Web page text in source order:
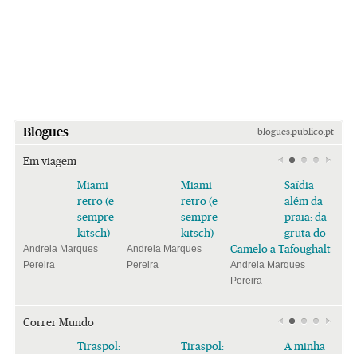
Blogues blogues.publico.pt
Em viagem
Miami
retro (e
sempre
kitsch)
Andreia Marques
Pereira
Miami
retro (e
sempre
kitsch)
Andreia Marques
Pereira
Saïdia
além da
praia: da
gruta do
Camelo a Tafoughalt
Andreia Marques
Pereira
Correr Mundo
Tiraspol:
Tiraspol:
A minha